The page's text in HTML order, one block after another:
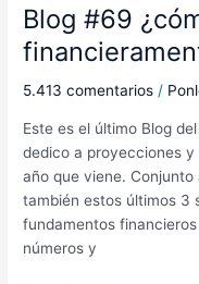
Blog #69
5.413 comentarios /
Este es el último Blog
dedico a proyecciones
año que viene.
también estos últimos 3
fundamentos
números y